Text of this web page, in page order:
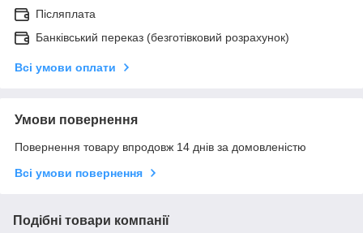
Післяплата
Банківський переказ (безготівковий розрахунок)
Всі умови оплати
Умови повернення
Повернення товару впродовж 14 днів за домовленістю
Всі умови повернення
Подібні товари компанії